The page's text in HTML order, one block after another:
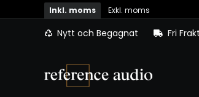
Inkl. moms Exkl. moms
Nytt och Begagnat Fri